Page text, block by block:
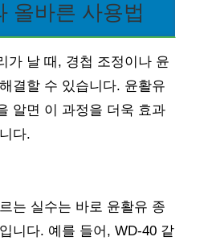
올바른 사용법
가 날 때, 경첩 조정이나 윤
결할 수 있습니다. 윤활유
알면 이 과정을 더욱 효과
다.
는 실수는 바로 윤활유 종
니다. 예를 들어, WD-40 같